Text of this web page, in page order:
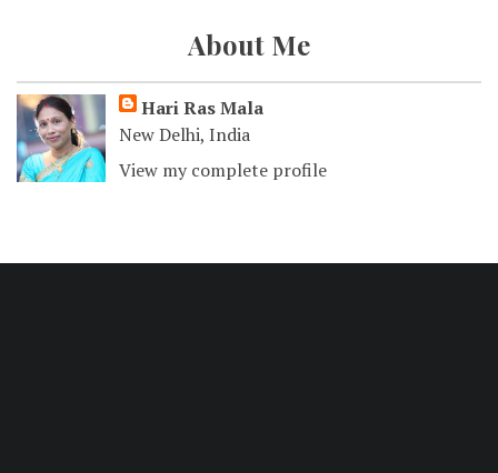
About Me
Hari Ras Mala
New Delhi, India
View my complete profile